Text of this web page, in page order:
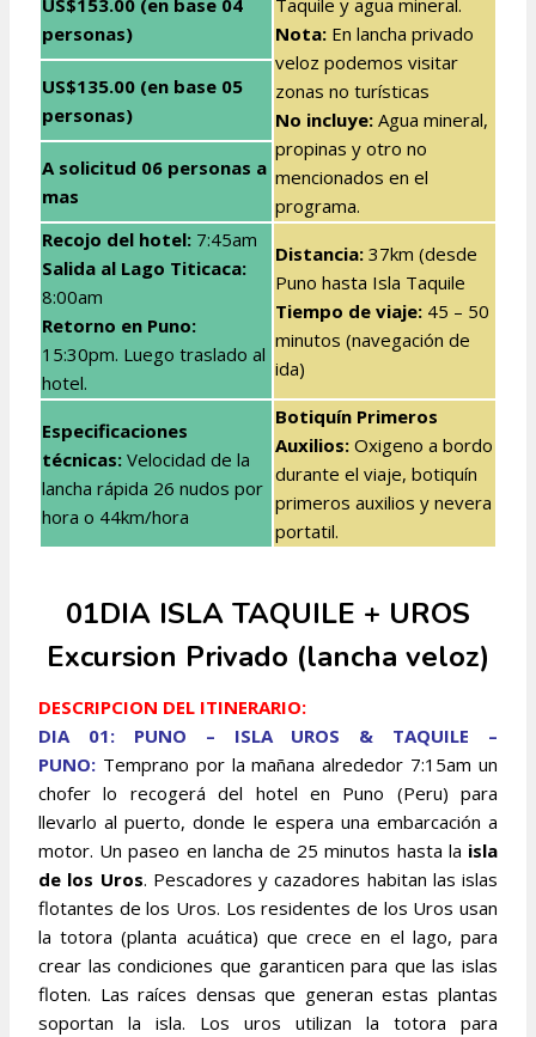
Taquile y agua mineral.
Nota: En lancha privado
veloz podemos visitar
zonas no turísticas
No incluye: Agua mineral,
propinas y otro no
mencionados en el
programa.
US$153.00 (en base 04
personas)
US$135.00 (en base 05
personas)
A solicitud 06 personas a
mas
Recojo del hotel: 7:45am
Salida al Lago Titicaca:
8:00am
Retorno en Puno:
15:30pm. Luego traslado al
hotel.
Distancia: 37km (desde
Puno hasta Isla Taquile
Tiempo de viaje: 45 – 50
minutos (navegación de
ida)
Especificaciones
técnicas: Velocidad de la
lancha rápida 26 nudos por
hora o 44km/hora
Botiquín Primeros
Auxilios: Oxigeno a bordo
durante el viaje, botiquín
primeros auxilios y nevera
portatil.
01DIA ISLA TAQUILE + UROS
Excursion Privado (lancha veloz)
DESCRIPCION DEL ITINERARIO:
DIA 01: PUNO – ISLA UROS & TAQUILE –
PUNO: Temprano por la mañana alrededor 7:15am un
chofer lo recogerá del hotel en Puno (Peru) para
llevarlo al puerto, donde le espera una embarcación a
motor. Un paseo en lancha de 25 minutos hasta la isla
de los Uros. Pescadores y cazadores habitan las islas
flotantes de los Uros. Los residentes de los Uros usan
la totora (planta acuática) que crece en el lago, para
crear las condiciones que garanticen para que las islas
floten. Las raíces densas que generan estas plantas
soportan la isla. Los uros utilizan la totora para